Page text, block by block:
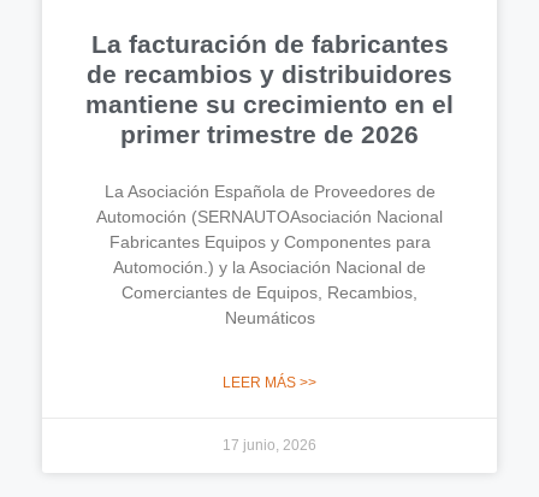
La facturación de fabricantes
de recambios y distribuidores
mantiene su crecimiento en el
primer trimestre de 2026
La Asociación Española de Proveedores de
Automoción (SERNAUTOAsociación Nacional
Fabricantes Equipos y Componentes para
Automoción.) y la Asociación Nacional de
Comerciantes de Equipos, Recambios,
Neumáticos
LEER MÁS >>
17 junio, 2026